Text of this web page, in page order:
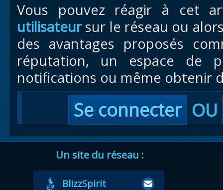
Vous pouvez réagir à cet
utilisateursur le réseau ou
des avantages proposés
réputation, un espace de
notifications ou même obtenir
Se connecter OU
Un site du réseau :
BlizzSpirit